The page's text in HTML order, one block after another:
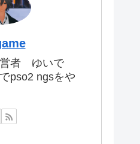
営者 ゆいで
pso2 ngsをや